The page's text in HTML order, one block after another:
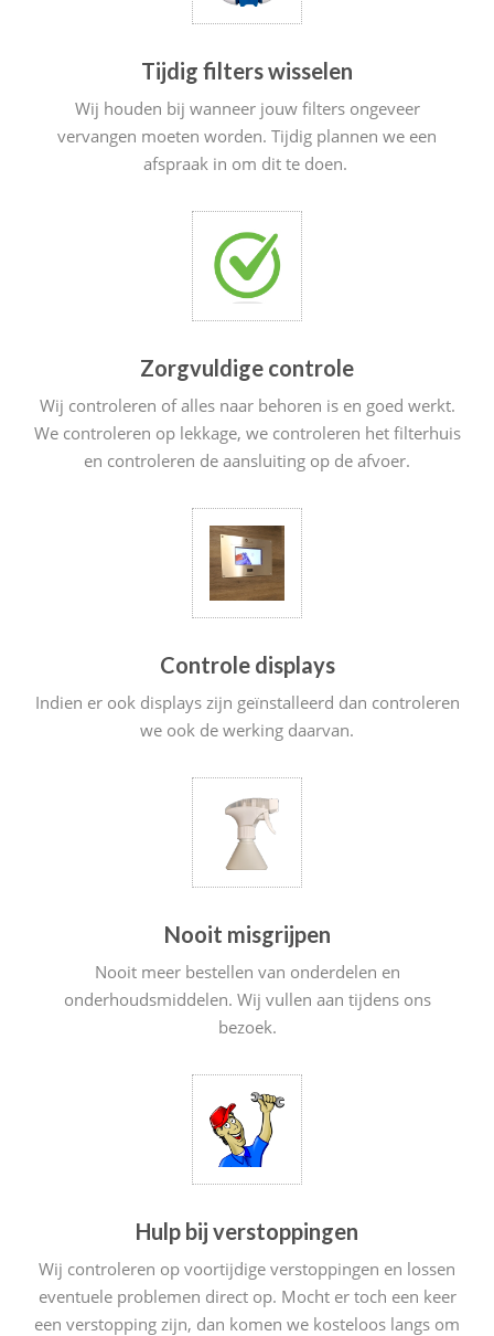
Tijdig filters wisselen
Wij houden bij wanneer jouw filters ongeveer
vervangen moeten worden. Tijdig plannen we een
afspraak in om dit te doen.
Zorgvuldige controle
Wij controleren of alles naar behoren is en goed werkt.
We controleren op lekkage, we controleren het filterhuis
en controleren de aansluiting op de afvoer.
Controle displays
Indien er ook displays zijn geïnstalleerd dan controleren
we ook de werking daarvan.
Nooit misgrijpen
Nooit meer bestellen van onderdelen en
onderhoudsmiddelen. Wij vullen aan tijdens ons
bezoek.
Hulp bij verstoppingen
Wij controleren op voortijdige verstoppingen en lossen
eventuele problemen direct op. Mocht er toch een keer
een verstopping zijn, dan komen we kosteloos langs om